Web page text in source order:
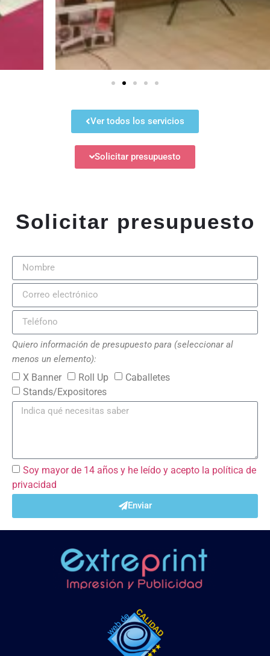
Ver todos los servicios
Solicitar presupuesto
Solicitar presupuesto
Quiero información de presupuesto para (seleccionar al
menos un elemento):
X Banner Roll Up
Caballetes
Stands/Expositores
Soy mayor de 14 años y he leído y acepto la política de
privacidad
Enviar